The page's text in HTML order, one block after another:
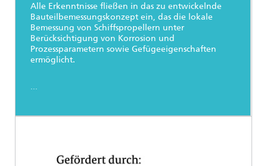
Alle Erkenntnisse fließen in das zu entwickelnde
Bauteilbemessungskonzept ein, das die lokale
Bemessung von Schiffspropellern unter
Berücksichtigung von Korrosion und
Prozessparametern sowie Gefügeeigenschaften
ermöglicht.
...